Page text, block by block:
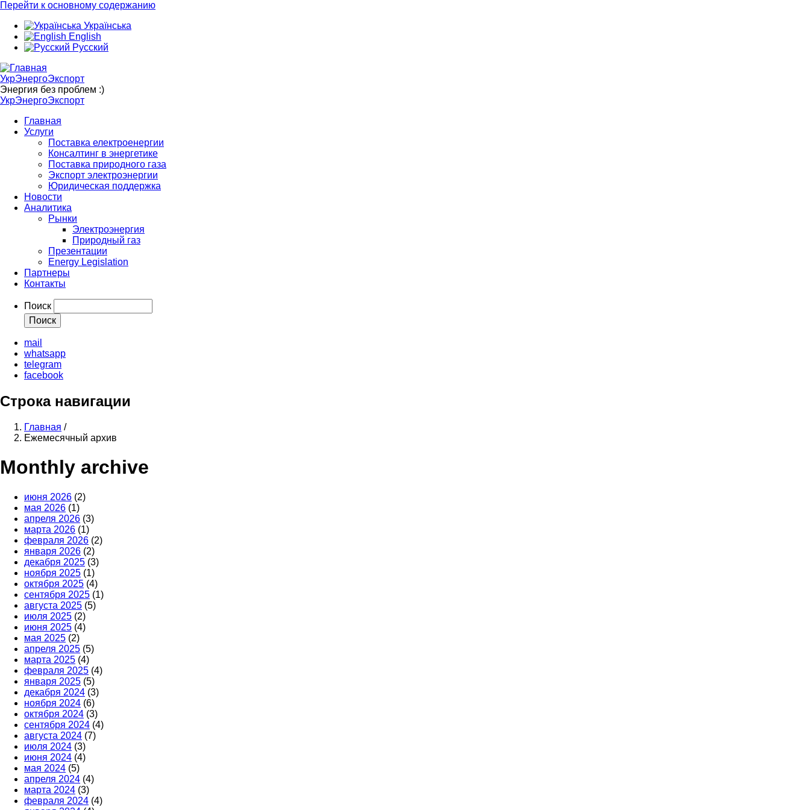
Перейти к основному содержанию
Українська
English
Русский
УкрЭнергоЭкспорт
Энергия без проблем :)
УкрЭнергоЭкспорт
Главная
Услуги
Поставка електроенергии
Консалтинг в энергетике
Поставка природного газа
Экспорт электроэнергии
Юридическая поддержка
Новости
Аналитика
Рынки
Электроэнергия
Природный газ
Презентации
Energy Legislation
Партнеры
Контакты
Поиск
mail
whatsapp
telegram
facebook
Строка навигации
Главная /
Ежемесячный архив
Monthly archive
июня 2026 (2)
мая 2026 (1)
апреля 2026 (3)
марта 2026 (1)
февраля 2026 (2)
января 2026 (2)
декабря 2025 (3)
ноября 2025 (1)
октября 2025 (4)
сентября 2025 (1)
августа 2025 (5)
июля 2025 (2)
июня 2025 (4)
мая 2025 (2)
апреля 2025 (5)
марта 2025 (4)
февраля 2025 (4)
января 2025 (5)
декабря 2024 (3)
ноября 2024 (6)
октября 2024 (3)
сентября 2024 (4)
августа 2024 (7)
июля 2024 (3)
июня 2024 (4)
мая 2024 (5)
апреля 2024 (4)
марта 2024 (3)
февраля 2024 (4)